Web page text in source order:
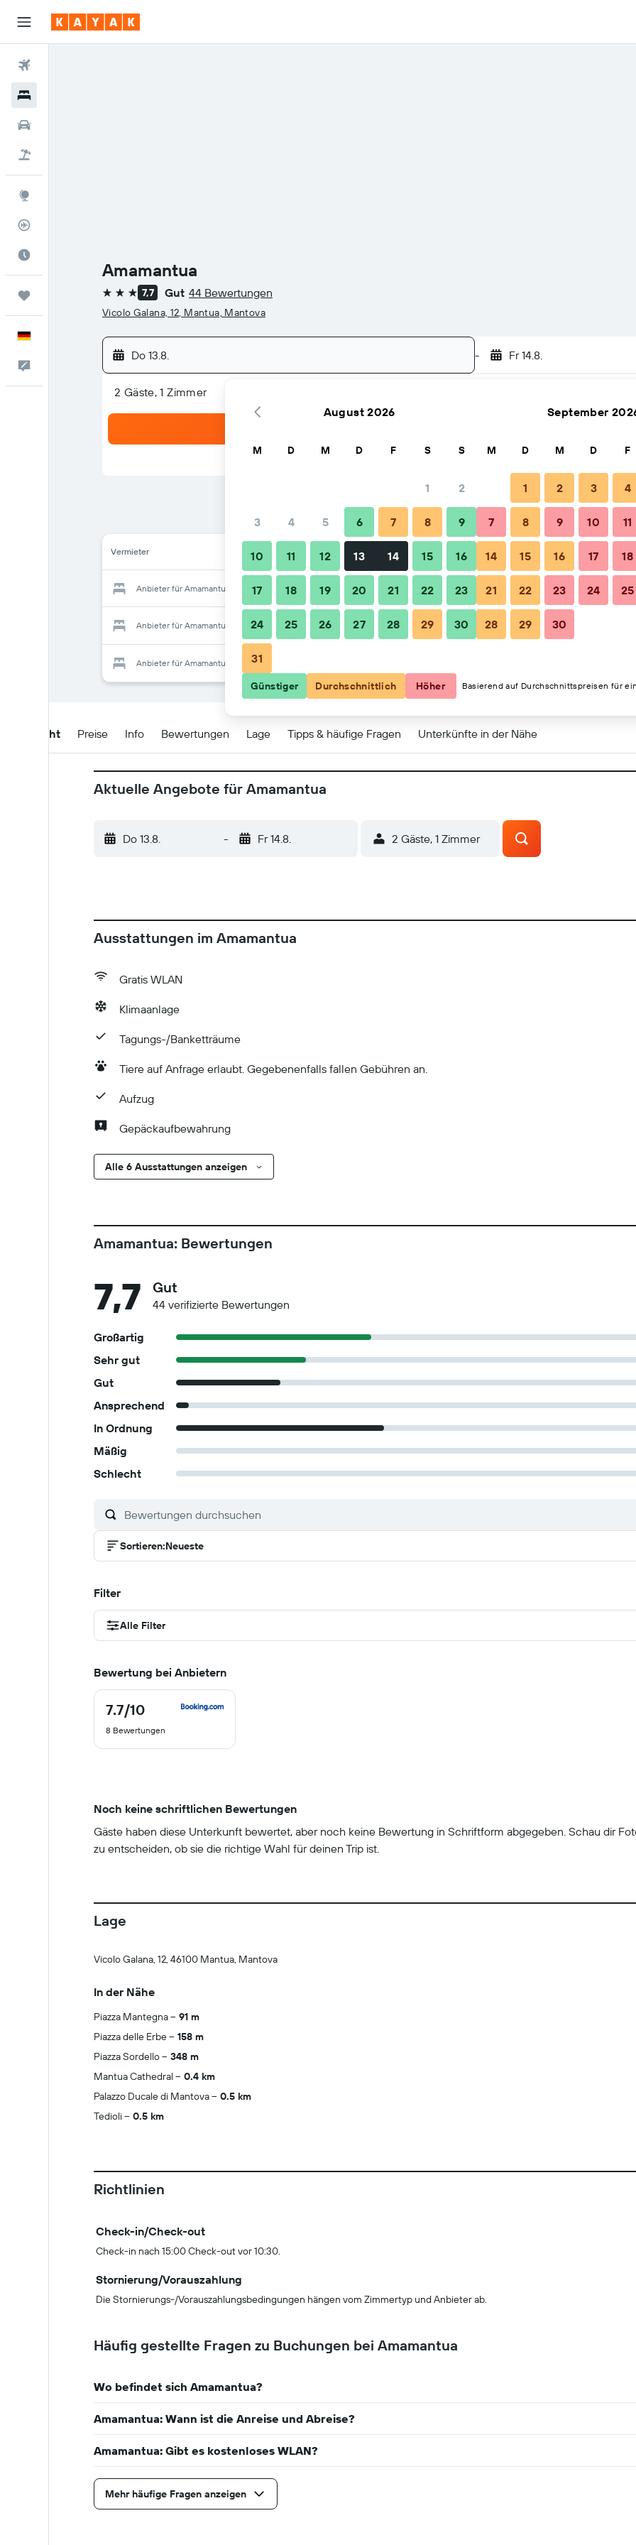
Amamantua
3 Sterne7,7 Gut 44 Bewertungen
Vicolo Galana, 12, Mantua, Mantova
Do 13.8. - Fr 14.8.
2 Gäste, 1 Zimmer
Vermieter
Anbieter für Amamantua
Anbieter für Amamantua
Anbieter für Amamantua
Übersicht Preise Info Bewertungen Lage Tipps & häufige Fragen Unterkünfte in der Nähe
Aktuelle Angebote für Amamantua
Do 13.8. - Fr 14.8. 2 Gäste, 1 Zimmer
Ausstattungen im Amamantua
Gratis WLAN
Klimaanlage
Tagungs-/Banketträume
Tiere auf Anfrage erlaubt. Gegebenenfalls fallen Gebühren an.
Aufzug
Gepäckaufbewahrung
Alle 6 Ausstattungen anzeigen
Amamantua: Bewertungen
7,7 Gut
44 verifizierte Bewertungen
Großartig
Sehr gut
Gut
Ansprechend
In Ordnung
Mäßig
Schlecht
Sortieren:Neueste
Filter
Alle Filter
Bewertung bei Anbietern
7.7/10
7.7
10
8 Bewertungen
Noch keine schriftlichen Bewertungen
Gäste haben diese Unterkunft bewertet, aber noch keine Bewertung in Schriftform abgegeben. Schau dir
zu entscheiden, ob sie die richtige Wahl für deinen Trip ist.
Lage
Vicolo Galana, 12, 46100 Mantua, Mantova
In der Nähe
Piazza Mantegna
91 m
Piazza delle Erbe
158 m
Piazza Sordello
348 m
Mantua Cathedral
0.4 km
Palazzo Ducale di Mantova
0.5 km
Tedioli
0.5 km
Richtlinien
Check-in/Check-out
Check-in nach 15:00 Check-out vor 10:30.
Stornierung/Vorauszahlung
Die Stornierungs-/Vorauszahlungsbedingungen hängen vom Zimmertyp und Anbieter ab.
Häufig gestellte Fragen zu Buchungen bei Amamantua
Wo befindet sich Amamantua?
Amamantua: Wann ist die Anreise und Abreise?
Amamantua: Gibt es kostenloses WLAN?
Mehr häufige Fragen anzeigen
August 2026
M D M D F S S
1 2
3 4 5 6 7 8 9
10 11 12 13 14 15 16
17 18 19 20 21 22 23
24 25 26 27 28 29 30
31
September
M D M D F
1 2 3 4
7 8 9 10 11
14 15 16 17 18
21 22 23 24 25
28 29 30
Günstiger Durchschnittlich Höher Basierend auf Durchschnittspreisen für